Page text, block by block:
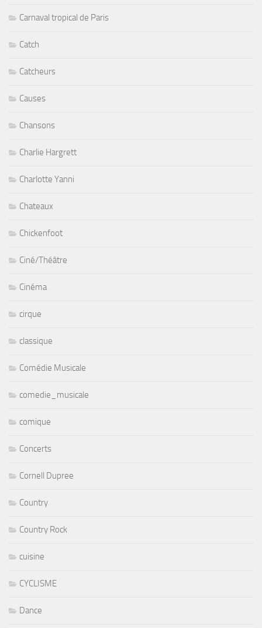
Carnaval tropical de Paris
Catch
Catcheurs
Causes
Chansons
Charlie Hargrett
Charlotte Yanni
Chateaux
Chickenfoot
Ciné/Théâtre
Cinéma
cirque
classique
Comédie Musicale
comedie_musicale
comique
Concerts
Cornell Dupree
Country
Country Rock
cuisine
CYCLISME
Dance